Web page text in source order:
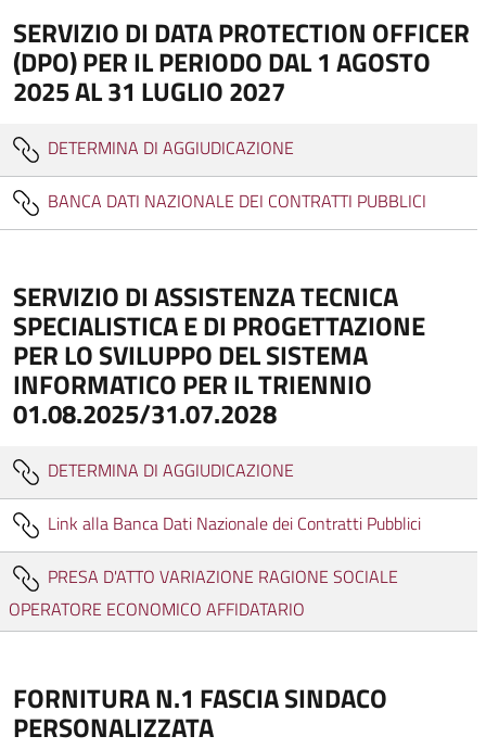
SERVIZIO DI DATA PROTECTION OFFICER
(DPO) PER IL PERIODO DAL 1 AGOSTO
2025 AL 31 LUGLIO 2027
DETERMINA DI AGGIUDICAZIONE
BANCA DATI NAZIONALE DEI CONTRATTI PUBBLICI
SERVIZIO DI ASSISTENZA TECNICA
SPECIALISTICA E DI PROGETTAZIONE
PER LO SVILUPPO DEL SISTEMA
INFORMATICO PER IL TRIENNIO
01.08.2025/31.07.2028
DETERMINA DI AGGIUDICAZIONE
Link alla Banca Dati Nazionale dei Contratti Pubblici
PRESA D'ATTO VARIAZIONE RAGIONE SOCIALE
OPERATORE ECONOMICO AFFIDATARIO
FORNITURA N.1 FASCIA SINDACO
PERSONALIZZATA